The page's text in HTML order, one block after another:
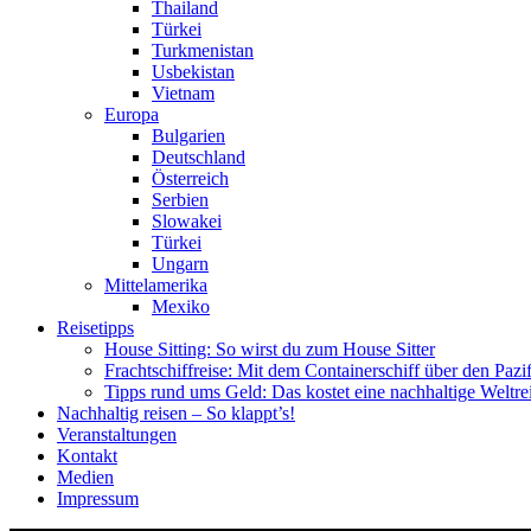
Thailand
Türkei
Turkmenistan
Usbekistan
Vietnam
Europa
Bulgarien
Deutschland
Österreich
Serbien
Slowakei
Türkei
Ungarn
Mittelamerika
Mexiko
Reisetipps
House Sitting: So wirst du zum House Sitter
Frachtschiffreise: Mit dem Containerschiff über den
Tipps rund ums Geld: Das kostet eine nachhaltige
Nachhaltig reisen – So klappt’s!
Veranstaltungen
Kontakt
Medien
Impressum